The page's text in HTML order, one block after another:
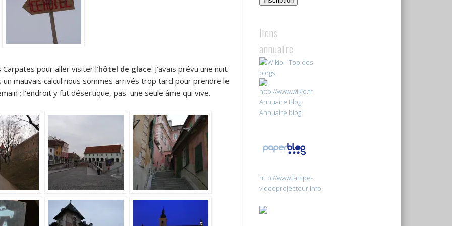
pour aller visiter l’hôtel de glace. J’avais prévu une nuit
mauvais calcul nous sommes arrivés trop tard pour prendre le
; l’endroit y fut désertique, pas une seule âme qui vive.
liens
annuaire
Annuaire Blog
Annuaire blog
http://www.lampe-
videoprojecteur.info